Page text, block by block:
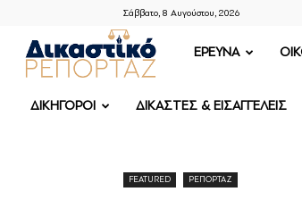
Σάββατο, 8 Αυγούστου, 2026
ΔΙΚΑΣΤΙΚΟ
ΡΕΠΟΡΤΑΖ
ΕΡΕΥΝΑ
ΔΙΚΗΓΟΡΟΙ ΔΙΚΑΣΤΕΣ & ΕΙΣΑΓΓΕΛΕΙΣ
FEATURED ΡΕΠΟΡΤΑΖ